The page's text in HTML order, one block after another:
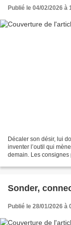
Publié le 04/02/2026 à
Décaler son désir, lui
inventer l’outil qui
demain. Les consignes
Sonder,
Publié le 28/01/2026 à